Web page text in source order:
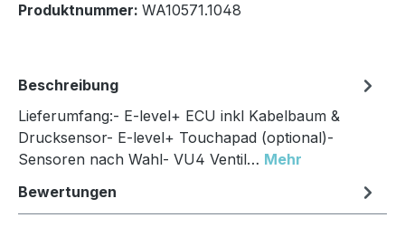
Produktnummer: WA10571.1048
Beschreibung
Lieferumfang:- E-level+ ECU inkl Kabelbaum &
Drucksensor- E-level+ Touchapad (optional)-
Sensoren nach Wahl- VU4 Ventil… Mehr
Bewertungen